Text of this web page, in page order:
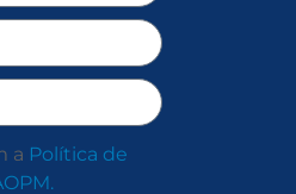
a Política de